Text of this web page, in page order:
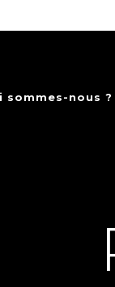
sommes-nous ?